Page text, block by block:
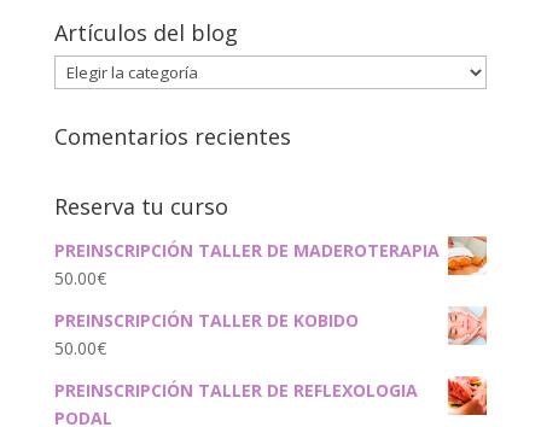
Artículos del blog
Artículos
del
Comentarios recientes
Reserva tu curso
PREINSCRIPCIÓN TALLER DE MADEROTERAPIA
50.00€
PREINSCRIPCIÓN TALLER DE KOBIDO
50.00€
PREINSCRIPCIÓN TALLER DE REFLEXOLOGIA
PODAL